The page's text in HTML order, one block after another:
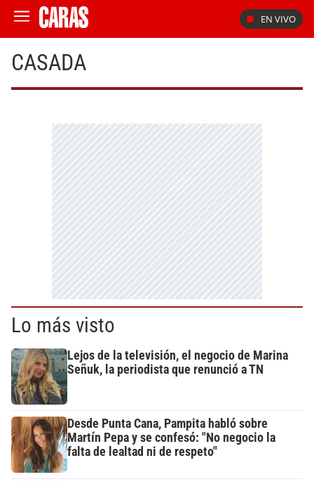
EN VIVO
CASADA
Lo más visto
Lejos de la televisión, el negocio de Marina
Señuk, la periodista que renunció a TN
Desde Punta Cana, Pampita habló sobre
Martín Pepa y se confesó: "No negocio la
falta de lealtad ni de respeto"